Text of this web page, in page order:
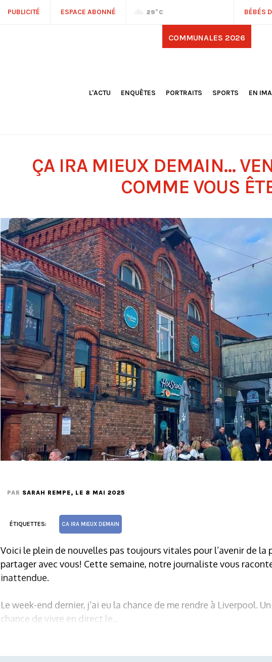
PUBLICITÉ ESPACE ABONNÉ 29°C BÉBÉS
COMMUNALES 2026
L'ACTU
CULTURE
PLANÈTE
ENQUÊTES PORTRAITS
SPORTS
EN
ÇA IRA MIEUX DEMAIN…
COMME VOUS
PAR SARAH REMPE, LE 8 MAI 2025
ÉTIQUETTES: CA IRA MIEUX DEMAIN
Voici le plein de nouvelles pas toujours vitales pour l’avenir de la
partager avec vous! Cette semaine, notre journaliste vous
inattendue.
Le week-end dernier, j’ai eu la chance de me rendre à Liverpool.
chance de vivre en direct le...